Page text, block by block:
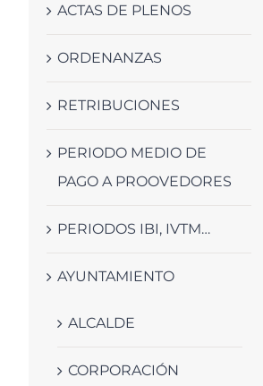
ACTAS DE PLENOS
ORDENANZAS
RETRIBUCIONES
PERIODO MEDIO DE
PAGO A PROOVEDORES
PERIODOS IBI, IVTM…
AYUNTAMIENTO
ALCALDE
CORPORACIÓN